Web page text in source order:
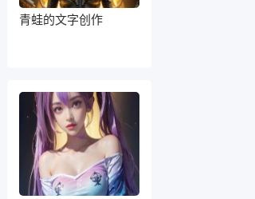
青蛙的文字创作